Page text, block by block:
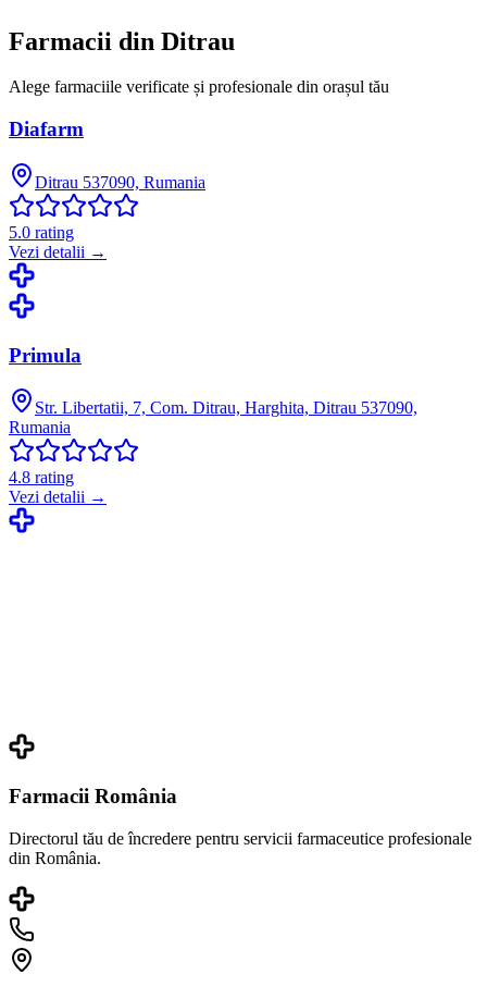
Farmacii din Ditrau
Alege farmaciile verificate și profesionale din orașul tău
Diafarm
Ditrau 537090, Rumania
5.0 rating
Vezi detalii →
Primula
Str. Libertatii, 7, Com. Ditrau, Harghita, Ditrau 537090,
Rumania
4.8 rating
Vezi detalii →
Farmacii România
Directorul tău de încredere pentru servicii farmaceutice profesionale
din România.